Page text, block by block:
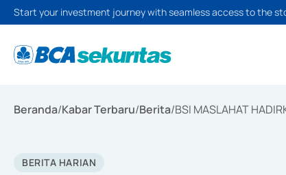
Start your investment journey with seamless access to the
Beranda/Kabar Terbaru/Berita/BSI MASLAHAT
BERITA HARIAN